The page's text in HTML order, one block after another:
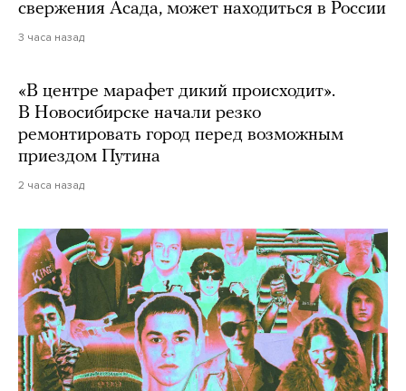
свержения Асада, может находиться в России
3 часа назад
«В центре марафет дикий происходит».
В Новосибирске начали резко
ремонтировать город перед возможным
приездом Путина
2 часа назад